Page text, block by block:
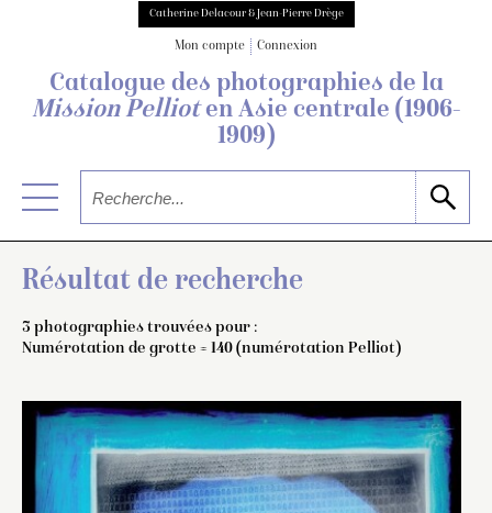
Catherine Delacour & Jean-Pierre Drège
Mon compte Connexion
Catalogue des photographies de la
Mission Pellioten Asie centrale (1906-
1909)
Résultat de recherche
3 photographies trouvées pour :
Numérotation de grotte = 140 (numérotation Pelliot)